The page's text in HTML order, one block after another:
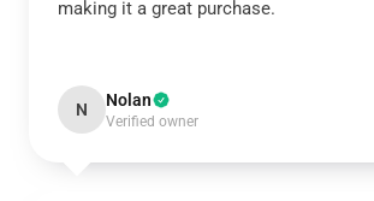
making it a great purchase.
N Nolan
Verified owner